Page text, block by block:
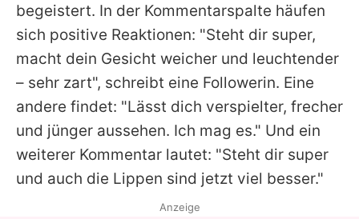
begeistert. In der Kommentarspalte häufen
sich positive Reaktionen: "Steht dir super,
macht dein Gesicht weicher und leuchtender
– sehr zart", schreibt eine Followerin. Eine
andere findet: "Lässt dich verspielter, frecher
und jünger aussehen. Ich mag es." Und ein
weiterer Kommentar lautet: "Steht dir super
und auch die Lippen sind jetzt viel besser."
Anzeige